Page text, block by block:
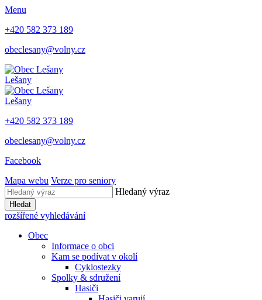
Menu
+420 582 373 189
obeclesany@volny.cz
Lešany
Lešany
+420 582 373 189
obeclesany@volny.cz
Facebook
Mapa webu Verze pro seniory
Hledaný výraz
Hledat
rozšířené vyhledávání
Obec
Informace o obci
Kam se podívat v okolí
Cyklostezky
Spolky & sdružení
Hasiči